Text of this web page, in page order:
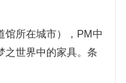
馆所在城市），PM中
之世界中的家具。条